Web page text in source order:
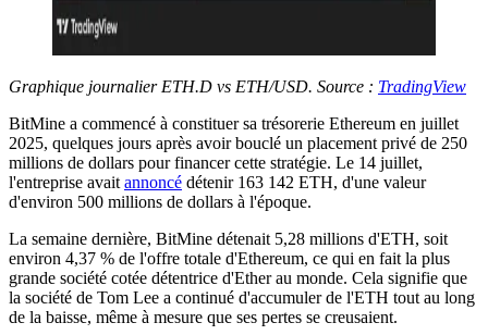
Graphique journalier ETH.D vs ETH/USD. Source : TradingView
BitMine a commencé à constituer sa trésorerie Ethereum en juillet
2025, quelques jours après avoir bouclé un placement privé de 250
millions de dollars pour financer cette stratégie. Le 14 juillet,
l'entreprise avait annoncé détenir 163 142 ETH, d'une valeur
d'environ 500 millions de dollars à l'époque.
La semaine dernière, BitMine détenait 5,28 millions d'ETH, soit
environ 4,37 % de l'offre totale d'Ethereum, ce qui en fait la plus
grande société cotée détentrice d'Ether au monde. Cela signifie que
la société de Tom Lee a continué d'accumuler de l'ETH tout au long
de la baisse, même à mesure que ses pertes se creusaient.